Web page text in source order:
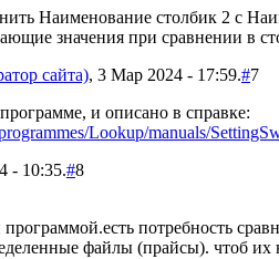
Наименование столбик 2 с
значения при сравнении в
сайта), 3 Мар 2024 - 17:59.#7
и описано в справке:
Lookup/manuals/
- 10:35.#8
потребность
файлы (прайсы). чтоб их